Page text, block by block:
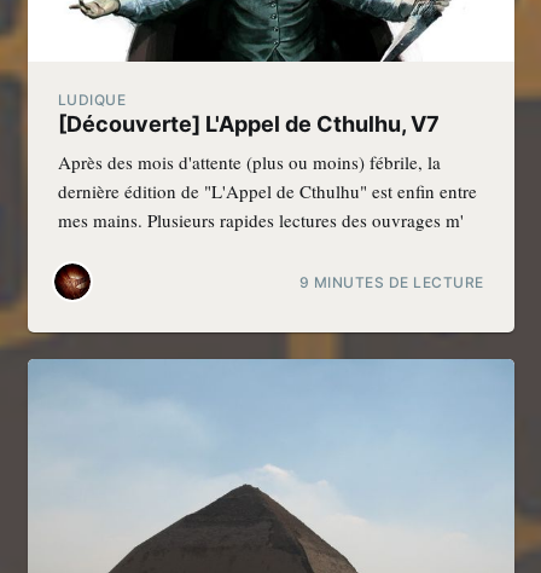
LUDIQUE
[Découverte] L'Appel de Cthulhu, V7
Après des mois d'attente (plus ou moins) fébrile, la
dernière édition de "L'Appel de Cthulhu" est enfin entre
mes mains. Plusieurs rapides lectures des ouvrages m'
9 MINUTES DE LECTURE